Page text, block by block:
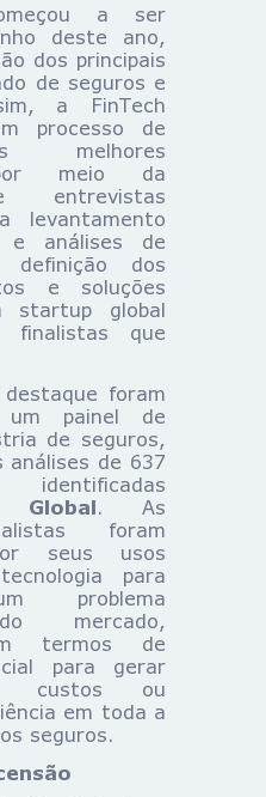
a ser
deste ano,
dos principais
de seguros e
a FinTech
processo de
melhores
por meio da
entrevistas
levantamento
e análises de
dos
e soluções
startup global
finalistas que
foram
um painel de
de seguros,
análises de 637
Global . As
foram
seus usos
para
problema
mercado,
termos de
para gerar
custos ou
em toda a
seguros.